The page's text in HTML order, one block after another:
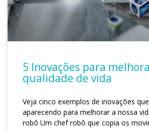
5 Inovações para
qualidade de vida
Veja cinco exemplos de inovações
aparecendo para melhorar a nossa
robô Um chef robô que copia os